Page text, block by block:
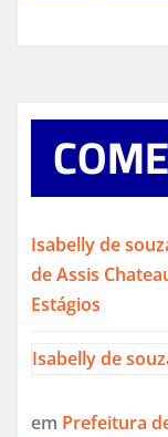
Isabelly de
de Assis
Estágios
Isabelly de
em Prefeitura